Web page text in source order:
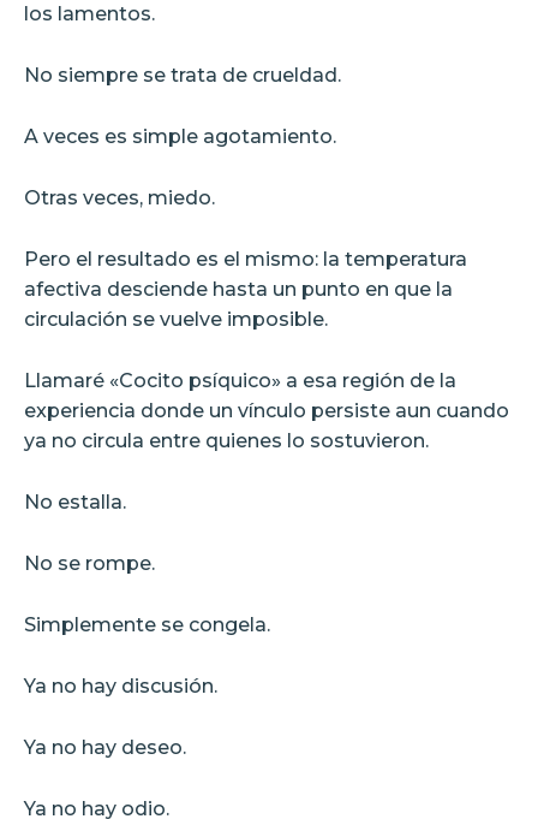
los lamentos.
No siempre se trata de crueldad.
A veces es simple agotamiento.
Otras veces, miedo.
Pero el resultado es el mismo: la temperatura
afectiva desciende hasta un punto en que la
circulación se vuelve imposible.
Llamaré «Cocito psíquico» a esa región de la
experiencia donde un vínculo persiste aun cuando
ya no circula entre quienes lo sostuvieron.
No estalla.
No se rompe.
Simplemente se congela.
Ya no hay discusión.
Ya no hay deseo.
Ya no hay odio.